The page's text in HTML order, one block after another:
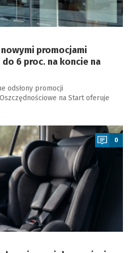
promocjami
6 proc. na koncie na
odsłony promocji
na Start oferuje
0